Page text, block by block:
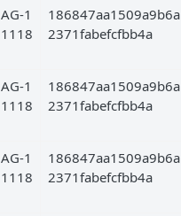
AG-1
1118
186847aa1509a9b6a
2371fabefcfbb4a
AG-1
1118
186847aa1509a9b6a
2371fabefcfbb4a
AG-1
1118
186847aa1509a9b6a
2371fabefcfbb4a